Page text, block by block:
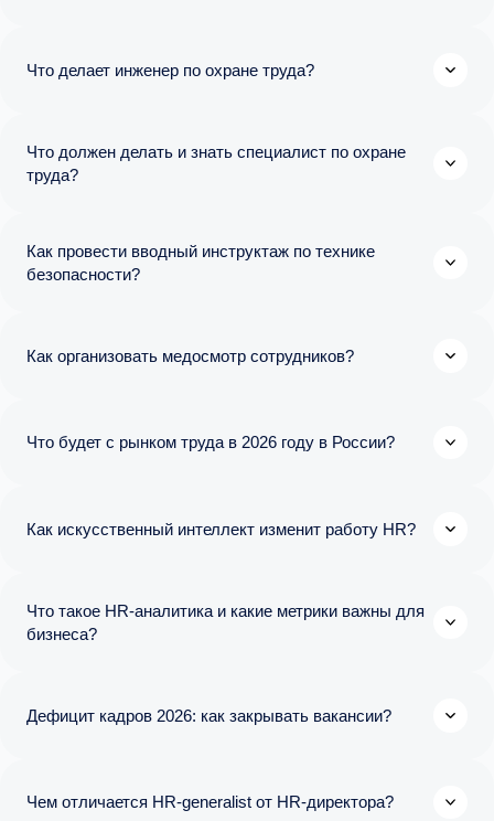
Что делает инженер по охране труда?
Что должен делать и знать специалист по охране
труда?
Как провести вводный инструктаж по технике
безопасности?
Как организовать медосмотр сотрудников?
Что будет с рынком труда в 2026 году в России?
Как искусственный интеллект изменит работу HR?
Что такое HR-аналитика и какие метрики важны для
бизнеса?
Дефицит кадров 2026: как закрывать вакансии?
Чем отличается HR-generalist от HR-директора?